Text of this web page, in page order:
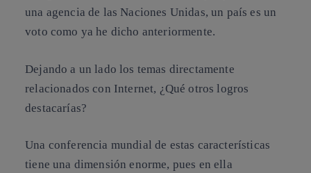
una agencia de las Naciones Unidas, un país es un
voto como ya he dicho anteriormente.
Dejando a un lado los temas directamente
relacionados con Internet, ¿Qué otros logros
destacarías?
Una conferencia mundial de estas características
tiene una dimensión enorme, pues en ella